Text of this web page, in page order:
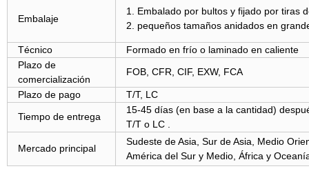
Embalaje
1. Embalado por bultos y fijado por tiras
2. pequeños tamaños anidados en
Técnico
Formado en frío o laminado en caliente
Plazo de
comercialización
FOB, CFR, CIF, EXW, FCA
Plazo de pago
T/T, LC
Tiempo de entrega
15-45 días (en base a la cantidad)
T/T o LC .
Mercado principal
Sudeste de Asia, Sur de Asia, Medio
América del Sur y Medio, África y